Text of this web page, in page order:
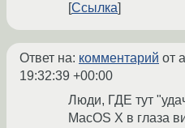
Ссылка
Ответ на: комментарий от
19:32:39 +00:00
Люди, ГДЕ тут
MacOS X в глаза